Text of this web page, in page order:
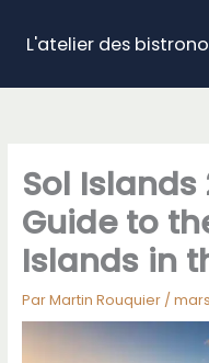
contenuL'atelier des
Sol
Guide to
Islands in
ParMartin Rouquier /